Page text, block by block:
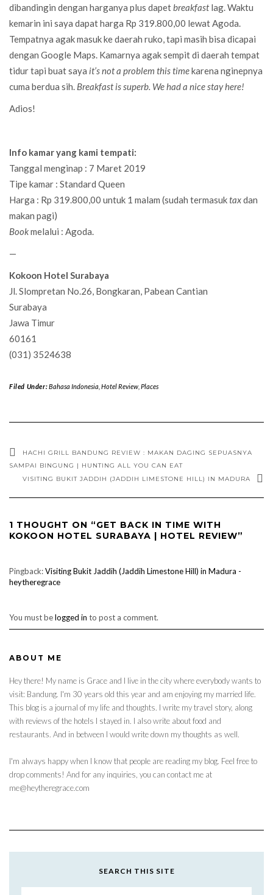
dibandingin dengan harganya plus dapetbreakfastlag. Waktu
kemarin ini saya dapat harga Rp 319.800,00 lewat Agoda.
Tempatnya agak masuk ke daerah ruko, tapi masih bisa dicapai
dengan Google Maps. Kamarnya agak sempit di daerah tempat
tidur tapi buat saya it’s not a problem this timekarena nginepnya
cuma berdua sih. Breakfast is superb. We had a nice stay here!
Adios!
Info kamar yang kami tempati:
Tanggal menginap : 7 Maret 2019
Tipe kamar : Standard Queen
Harga : Rp 319.800,00 untuk 1 malam (sudah termasuktaxdan
makan pagi)
Bookmelalui : Agoda.
—
Kokoon Hotel Surabaya
Jl. Slompretan No.26, Bongkaran, Pabean Cantian
Surabaya
Jawa Timur
60161
(031) 3524638
Filed Under:Bahasa Indonesia Hotel Review, Places
HACHI GRILL BANDUNG REVIEW : MAKAN DAGING SEPUASNYA
SAMPAI BINGUNG | HUNTING ALL YOU CAN EAT
VISITING BUKIT JADDIH (JADDIH LIMESTONE HILL) IN MADURA
1 THOUGHT ON “GET BACK IN TIME WITH
KOKOON HOTEL SURABAYA | HOTEL REVIEW”
Pingback:Visiting Bukit Jaddih (Jaddih Limestone Hill) in Madura -
heytheregrace
You must belogged in to post a comment.
ABOUT ME
Hey there! My name is Grace and I live in the city where everybody wants to
visit: Bandung. I'm 30 years old this year and am enjoying my married life.
This blog is a journal of my life and thoughts. I write my travel story, along
with reviews of the hotels I stayed in. I also write about food and
restaurants. And in between I would write down my thoughts as well.
I'm always happy when I know that people are reading my blog. Feel free to
drop comments! And for any inquiries, you can contact me at
me@heytheregrace.com
SEARCH THIS SITE